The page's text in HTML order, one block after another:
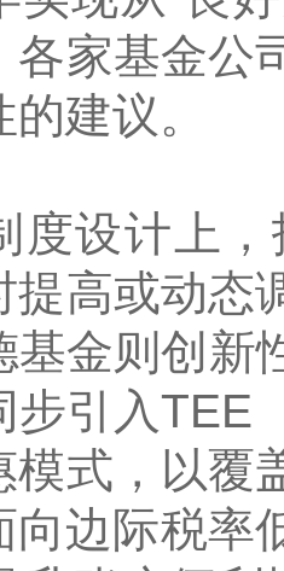
各家基金公
建议。
度设计上
提高或动态
基金则创新
步引入TEE
模式，以覆
向边际税率